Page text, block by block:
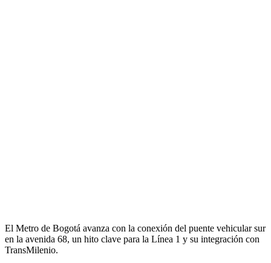
El Metro de Bogotá avanza con la conexión del puente vehicular sur
en la avenida 68, un hito clave para la Línea 1 y su integración con
TransMilenio.